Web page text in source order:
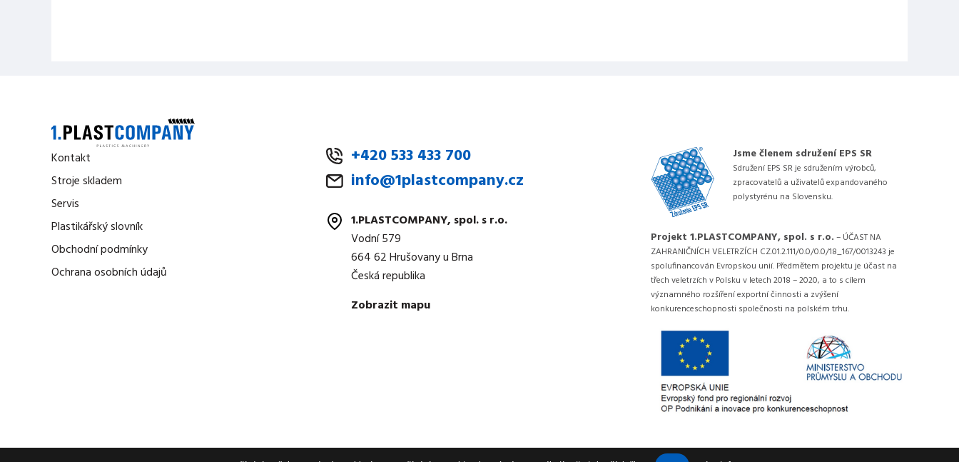
Kontakt
Stroje skladem
Servis
Plastikářský slovník
Obchodní podmínky
Ochrana osobních údajů
+420 533 433 700
info@1plastcompany.cz
1.PLASTCOMPANY, spol. s r.o.
Vodní 579
664 62 Hrušovany u Brna
Česká republika
Zobrazit mapu
Jsme členem sdružení EPS SR
Sdružení EPS SR je sdružením výrobců,
zpracovatelů a uživatelů expandovaného
polystyrénu na Slovensku.
Projekt 1.PLASTCOMPANY, spol. s r.o. – ÚČAST NA
ZAHRANIČNÍCH VELETRZÍCH CZ.01.2.111/0.0/0.0/18_167/0013243 je
spolufinancován Evropskou unií. Předmětem projektu je účast na
třech veletrzích v Polsku v letech 2018 – 2020, a to s cílem
významného rozšíření exportní činnosti a zvýšení
konkurenceschopnosti společnosti na polském trhu.